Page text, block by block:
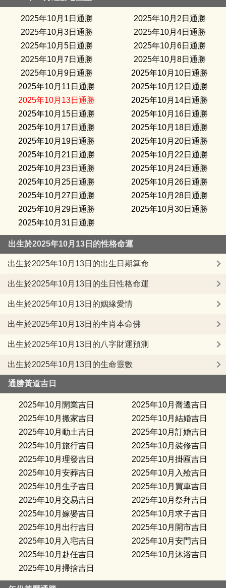
2025年10月1日通勝
2025年10月2日通勝
2025年10月3日通勝
2025年10月4日通勝
2025年10月5日通勝
2025年10月6日通勝
2025年10月7日通勝
2025年10月8日通勝
2025年10月9日通勝
2025年10月10日通勝
2025年10月11日通勝
2025年10月12日通勝
2025年10月13日通勝
2025年10月14日通勝
2025年10月15日通勝
2025年10月16日通勝
2025年10月17日通勝
2025年10月18日通勝
2025年10月19日通勝
2025年10月20日通勝
2025年10月21日通勝
2025年10月22日通勝
2025年10月23日通勝
2025年10月24日通勝
2025年10月25日通勝
2025年10月26日通勝
2025年10月27日通勝
2025年10月28日通勝
2025年10月29日通勝
2025年10月30日通勝
2025年10月31日通勝
出生於2025年10月13日的性格命運
出生於2025年10月13日的出生日期算命
出生於2025年10月13日的生日性格命運
出生於2025年10月13日的姻緣愛情
出生於2025年10月13日的生肖本命佛
出生於2025年10月13日的八字財運預測
出生於2025年10月13日的生命靈數
通勝黃道吉日
2025年10月開業吉日
2025年10月喬遷吉日
2025年10月搬家吉日
2025年10月結婚吉日
2025年10月動土吉日
2025年10月訂婚吉日
2025年10月旅行吉日
2025年10月裝修吉日
2025年10月理發吉日
2025年10月掛匾吉日
2025年10月安葬吉日
2025年10月入殮吉日
2025年10月生子吉日
2025年10月買車吉日
2025年10月交易吉日
2025年10月祭拜吉日
2025年10月嫁娶吉日
2025年10月求子吉日
2025年10月出行吉日
2025年10月開市吉日
2025年10月入宅吉日
2025年10月安門吉日
2025年10月赴任吉日
2025年10月沐浴吉日
2025年10月掃捨吉日